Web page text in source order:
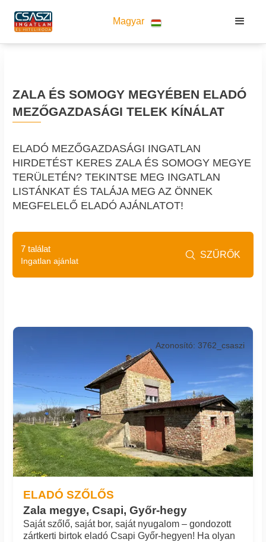
Magyar
ZALA ÉS SOMOGY MEGYÉBEN ELADÓ
MEZŐGAZDASÁGI TELEK KÍNÁLAT
ELADÓ MEZŐGAZDASÁGI INGATLAN
HIRDETÉST KERES ZALA ÉS SOMOGY MEGYE
TERÜLETÉN? TEKINTSE MEG INGATLAN
LISTÁNKAT ÉS TALÁJA MEG AZ ÖNNEK
MEGFELELŐ ELADÓ AJÁNLATOT!
ELADÓ SZŐLŐS
Zala megye, Csapi, Győr-hegy
Azonosító: 3762_csaszi
Saját szőlő, saját bor, saját nyugalom – gondozott
zártkerti birtok eladó Csapi Győr-hegyen! Ha olyan
7 találat
Ingatlan ajánlat
 SZŰRŐK